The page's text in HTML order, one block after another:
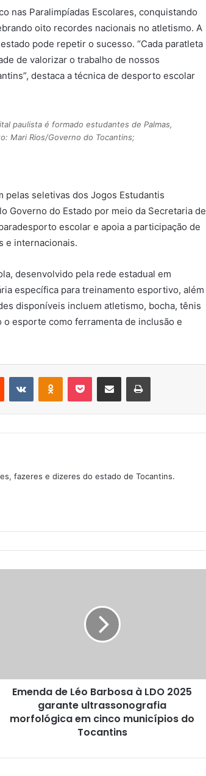
nas Paralimpíadas Escolares, conquistando
oito recordes nacionais no atletismo. A
pode repetir o sucesso. “Cada paratleta
de valorizar o trabalho de nossos
destaca a técnica de desporto escolar
paulista é formado estudantes de Palmas,
Mari Rios/Governo do Tocantins;
pelas seletivas dos Jogos Estudantis
Governo do Estado por meio da Secretaria de
escolar e apoia a participação de
e internacionais.
desenvolvido pela rede estadual em
específica para treinamento esportivo, além
disponíveis incluem atletismo, bocha, tênis
esporte como ferramenta de inclusão e
fazeres e dizeres do estado de Tocantins.
Emenda de Léo Barbosa à LDO 2025
garante ultrassonografia
morfológica em cinco municípios do
Tocantins